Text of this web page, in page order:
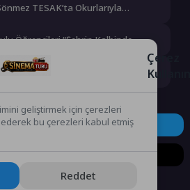
TESAK’ta Okurlarıyla
Öğrencileri “Şehrin Kalbinde
katlanabilir amiral gemisi
Facebook Twitter
YouTube TikTok
Çerez
geliştirmek için çerezleri
bu çerezleri kabul etmiş
Reddet